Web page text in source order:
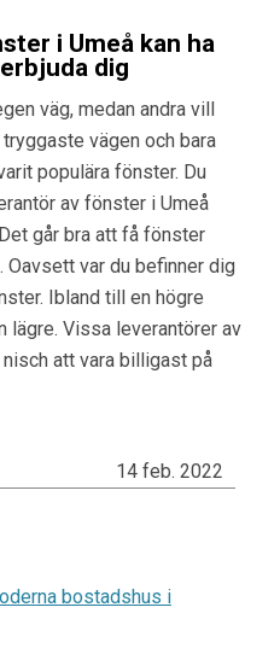
i Umeå kan ha
dig
väg, medan andra vill
vägen och bara
populära fönster. Du
av fönster i Umeå
går bra att få fönster
var du befinner dig
Ibland till en högre
lägre. Vissa leverantörer av
att vara billigast på
14 feb. 2022
bostadshus i